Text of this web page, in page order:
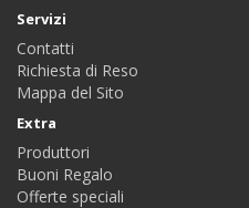
Servizi
Contatti
Richiesta di Reso
Mappa del Sito
Extra
Produttori
Buoni Regalo
Offerte speciali